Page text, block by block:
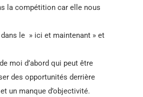
la compétition car elle nous
le » ici et maintenant » et
moi d’abord qui peut être
des opportunités derrière
un manque d’objectivité.